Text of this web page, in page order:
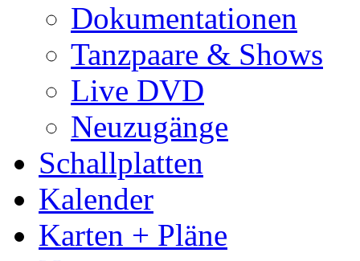
Dokumentationen
Tanzpaare & Shows
Live DVD
Neuzugänge
Schallplatten
Kalender
Karten + Pläne